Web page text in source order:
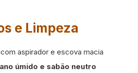
e Limpeza
com aspirador e escova macia
úmido e sabão neutro